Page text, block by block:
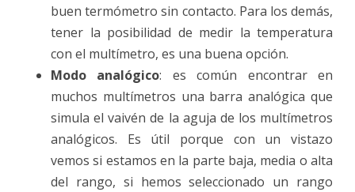
buen termómetro sin contacto. Para los demás,
tener la posibilidad de medir la temperatura
con el multímetro, es una buena opción.
Modo analógico: es común encontrar en
muchos multímetros una barra analógica que
simula el vaivén de la aguja de los multímetros
analógicos. Es útil porque con un vistazo
vemos si estamos en la parte baja, media o alta
del rango, si hemos seleccionado un rango